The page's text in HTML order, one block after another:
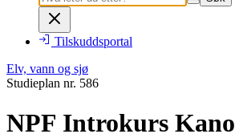
Tilskuddsportal
Elv, vann og sjø
Studieplan nr. 586
NPF Introkurs Kano